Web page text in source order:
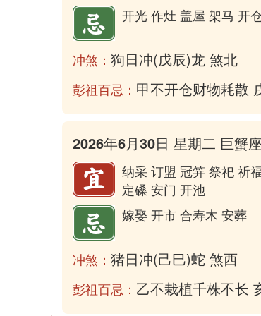
开光 作灶 盖屋 架马 开
冲煞： 狗日冲(戊辰)龙 煞北
彭祖百忌： 甲不开仓财物耗散
2026年6月30日 星期二 巨蟹
纳采 订盟 冠笄 祭祀 祈
定磉 安门 开池
嫁娶 开市 合寿木 安葬
冲煞： 猪日冲(己巳)蛇 煞西
彭祖百忌： 乙不栽植千株不长